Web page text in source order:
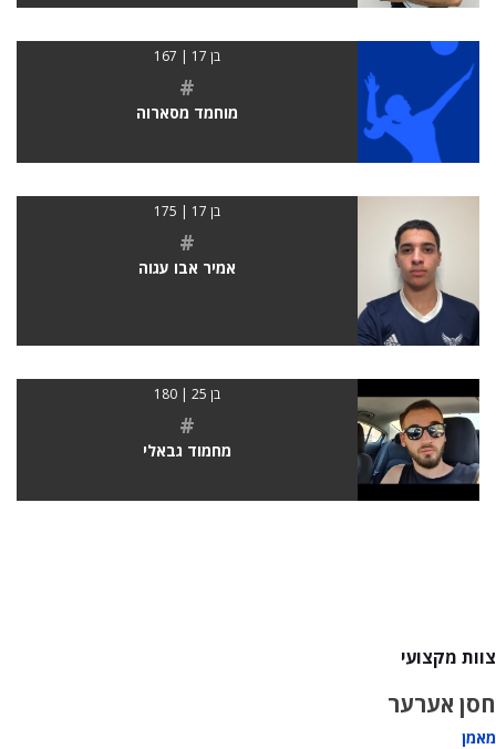
בן 17 | 167
#
מוחמד מסארוה
בן 17 | 175
#
אמיר אבו עגוה
בן 25 | 180
#
מחמוד גבאלי
צוות מקצועי
חסן אערער
מאמן